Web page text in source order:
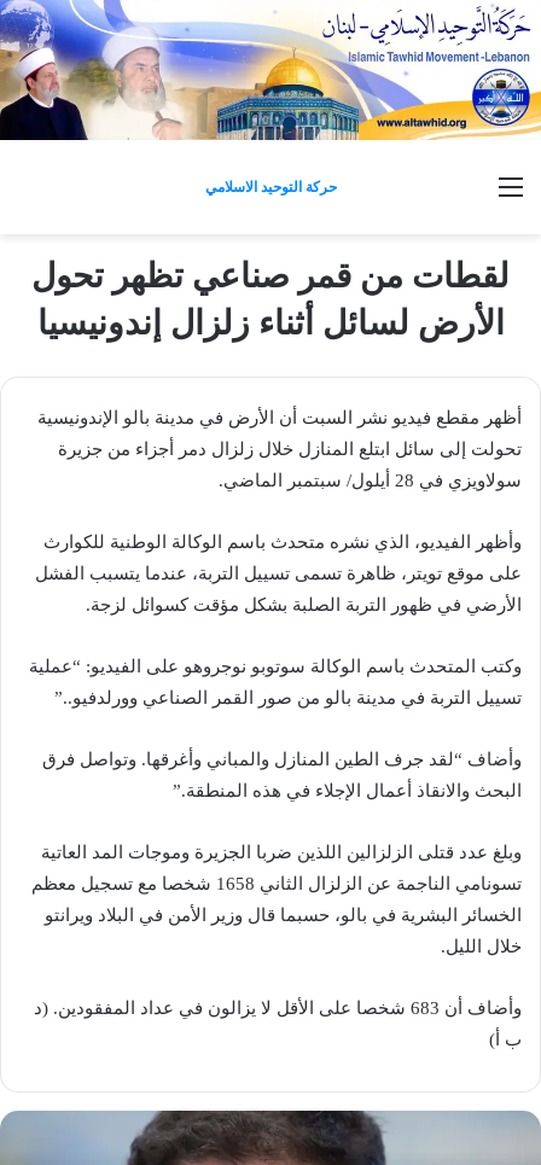
حركة التوحيد الاسلامي
لقطات من قمر صناعي تظهر تحول
الأرض لسائل أثناء زلزال إندونيسيا
أظهر مقطع فيديو نشر السبت أن الأرض في مدينة بالو الإندونيسية
تحولت إلى سائل ابتلع المنازل خلال زلزال دمر أجزاء من جزيرة
سولاويزي في 28 أيلول/ سبتمبر الماضي.
وأظهر الفيديو، الذي نشره متحدث باسم الوكالة الوطنية للكوارث
على موقع تويتر، ظاهرة تسمى تسييل التربة، عندما يتسبب الفشل
الأرضي في ظهور التربة الصلبة بشكل مؤقت كسوائل لزجة.
وكتب المتحدث باسم الوكالة سوتوبو نوجروهو على الفيديو: “عملية
تسييل التربة في مدينة بالو من صور القمر الصناعي وورلدفيو..”
وأضاف “لقد جرف الطين المنازل والمباني وأغرقها. وتواصل فرق
البحث والانقاذ أعمال الإجلاء في هذه المنطقة.”
وبلغ عدد قتلى الزلزالين اللذين ضربا الجزيرة وموجات المد العاتية
تسونامي الناجمة عن الزلزال الثاني 1658 شخصا مع تسجيل معظم
الخسائر البشرية في بالو، حسبما قال وزير الأمن في البلاد ويرانتو
خلال الليل.
وأضاف أن 683 شخصا على الأقل لا يزالون في عداد المفقودين. (د
ب أ)